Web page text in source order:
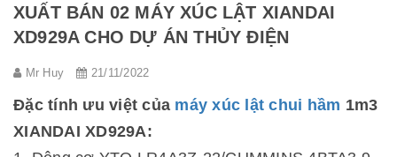
XUẤT BÁN 02 MÁY XÚC LẬT XIANDAI
XD929A CHO DỰ ÁN THỦY ĐIỆN
Mr Huy 21/11/2022
Đặc tính ưu việt của máy xúc lật chui hầm 1m3
XIANDAI XD929A: